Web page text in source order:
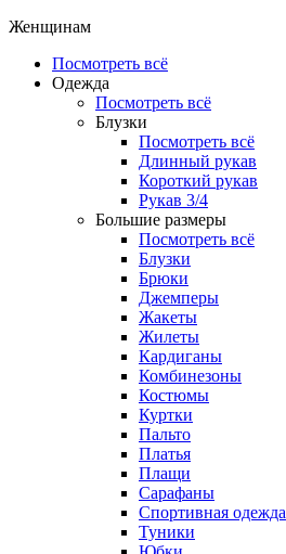
Женщинам
Посмотреть всё
Одежда
Посмотреть всё
Блузки
Посмотреть всё
Длинный рукав
Короткий рукав
Рукав 3/4
Большие размеры
Посмотреть всё
Блузки
Брюки
Джемперы
Жакеты
Жилеты
Кардиганы
Комбинезоны
Костюмы
Куртки
Пальто
Платья
Плащи
Сарафаны
Спортивная одежда
Туники